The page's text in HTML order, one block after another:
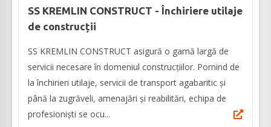
SS KREMLIN CONSTRUCT - Închiriere utilaje
de construcții
SS KREMLIN CONSTRUCT asigură o gamă largă de
servicii necesare în domeniul construcțiilor. Pornind de
la închirieri utilaje, servicii de transport agabaritic și
până la zugrăveli, amenajări și reabilitări, echipa de
profesioniști se ocu...